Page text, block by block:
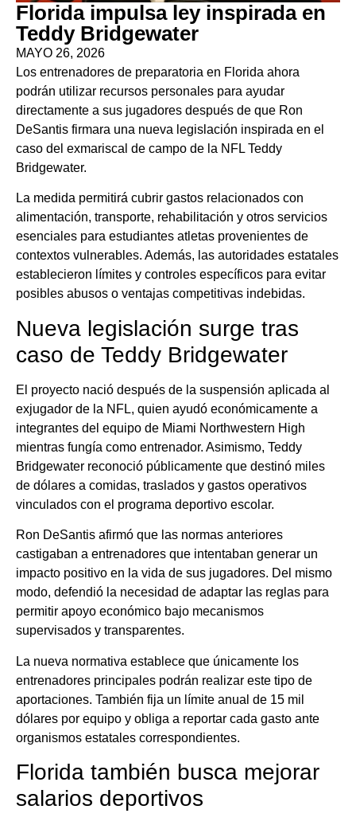
Florida impulsa ley inspirada en
Teddy Bridgewater
MAYO 26, 2026
Los entrenadores de preparatoria en Florida ahora
podrán utilizar recursos personales para ayudar
directamente a sus jugadores después de que Ron
DeSantis firmara una nueva legislación inspirada en el
caso del exmariscal de campo de la NFL Teddy
Bridgewater.
La medida permitirá cubrir gastos relacionados con
alimentación, transporte, rehabilitación y otros servicios
esenciales para estudiantes atletas provenientes de
contextos vulnerables. Además, las autoridades estatales
establecieron límites y controles específicos para evitar
posibles abusos o ventajas competitivas indebidas.
Nueva legislación surge tras
caso de Teddy Bridgewater
El proyecto nació después de la suspensión aplicada al
exjugador de la NFL, quien ayudó económicamente a
integrantes del equipo de Miami Northwestern High
mientras fungía como entrenador. Asimismo, Teddy
Bridgewater reconoció públicamente que destinó miles
de dólares a comidas, traslados y gastos operativos
vinculados con el programa deportivo escolar.
Ron DeSantis afirmó que las normas anteriores
castigaban a entrenadores que intentaban generar un
impacto positivo en la vida de sus jugadores. Del mismo
modo, defendió la necesidad de adaptar las reglas para
permitir apoyo económico bajo mecanismos
supervisados y transparentes.
La nueva normativa establece que únicamente los
entrenadores principales podrán realizar este tipo de
aportaciones. También fija un límite anual de 15 mil
dólares por equipo y obliga a reportar cada gasto ante
organismos estatales correspondientes.
Florida también busca mejorar
salarios deportivos